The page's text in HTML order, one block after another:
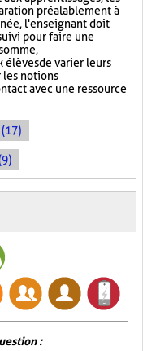
préalablement à
l'enseignant doit
pour faire une
élèves de varier leurs
les notions
avec une ressource
: